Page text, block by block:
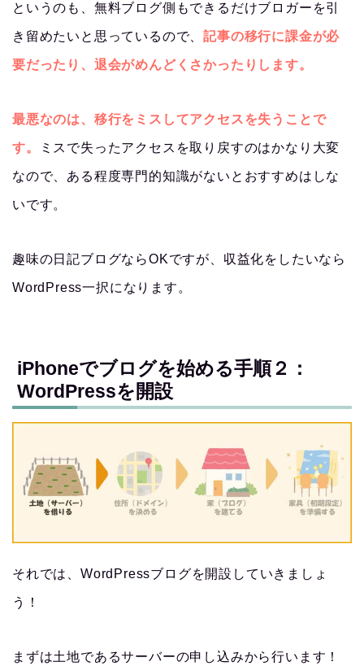
というのも、無料ブログ側もできるだけブロガーを引
き留めたいと思っているので、記事の移行に課金が必
要だったり、退会がめんどくさかったりします。
最悪なのは、移行をミスしてアクセスを失うことで
す。 ミスで失ったアクセスを取り戻すのはかなり大変
なので、ある程度専門的知識がないとおすすめはしな
いです。
趣味の日記ブログならOKですが、収益化をしたいなら
WordPress一択になります。
iPhoneでブログを始める手順２：
WordPressを開設
それでは、WordPressブログを開設していきましょ
う！
まずは土地であるサーバーの申し込みから行います！